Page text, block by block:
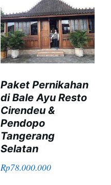
Paket Pernikahan
di Bale Ayu Resto
Cirendeu &
Pendopo
Tangerang
Selatan
Rp78.000.000